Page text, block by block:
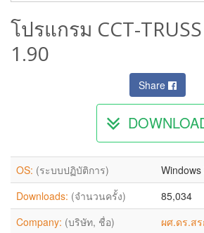
โปรแกรม CCT-
1.90
Share
OS: (ระบบปฏิบัติการ)
Windows
Downloads: (จำนวนครั้ง)
85,034
Company: (บริษัท, ชื่อ)
ผศ.ดร.ส